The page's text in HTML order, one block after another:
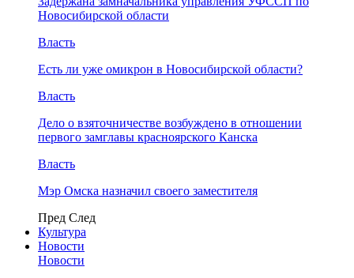
Новосибирской области
Власть
Есть ли уже омикрон в Новосибирской области?
Власть
Дело о взяточничестве возбуждено в отношении
первого замглавы красноярского Канска
Власть
Мэр Омска назначил своего заместителя
Пред След
Культура
Новости
Новости